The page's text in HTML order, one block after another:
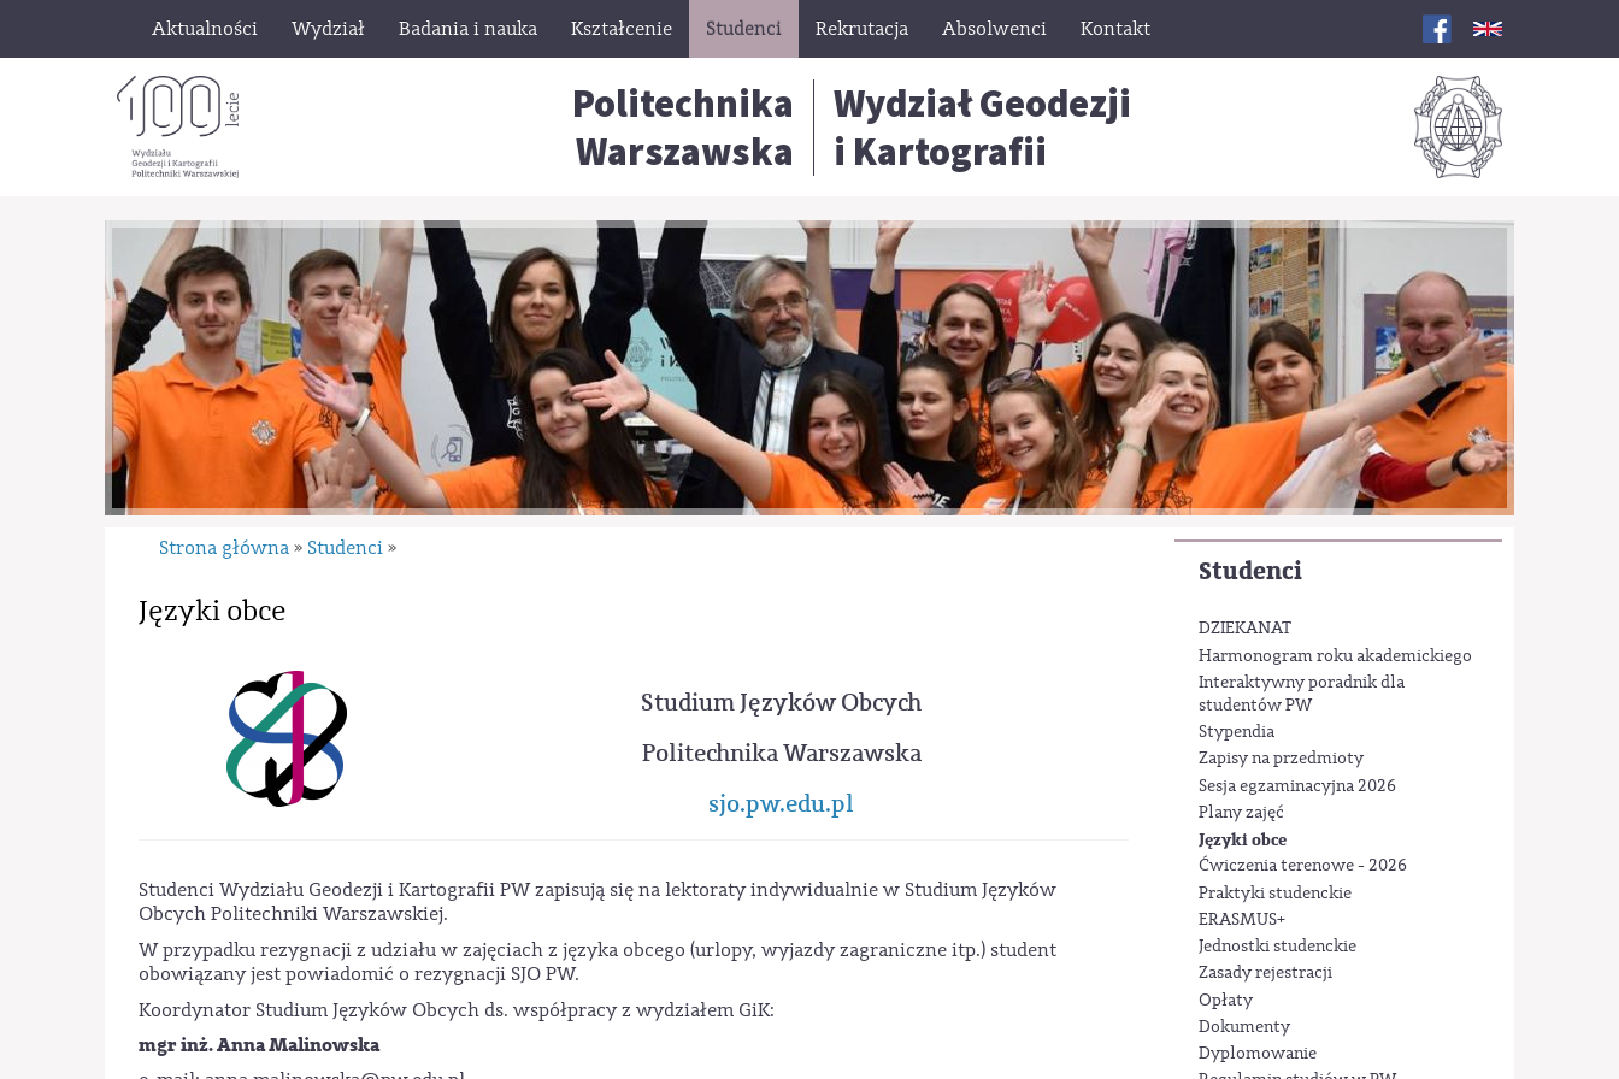
Aktualności Wydział Badania i nauka Kształcenie Studenci Rekrutacja Absolwenci Kontakt
Politechnika
Warszawska
Wydział Geodezji
i Kartografii
Studenci
DZIEKANAT
Harmonogram roku akademickiego
Interaktywny poradnik dla
studentów PW
Stypendia
Zapisy na przedmioty
Sesja egzaminacyjna 2026
Plany zajęć
Języki obce
Ćwiczenia terenowe - 2026
Praktyki studenckie
ERASMUS+
Jednostki studenckie
Zasady rejestracji
Opłaty
Dokumenty
Dyplomowanie
Strona główna » Studenci »
Języki obce
Studium Języków Obcych
Politechnika Warszawska
sjo.pw.edu.pl
Studenci Wydziału Geodezji i Kartografii PW zapisują się na lektoraty indywidualnie w Studium Języków
Obcych Politechniki Warszawskiej.
W przypadku rezygnacji z udziału w zajęciach z języka obcego (urlopy, wyjazdy zagraniczne itp.) student
obowiązany jest powiadomić o rezygnacji SJO PW.
Koordynator Studium Języków Obcych ds. współpracy z wydziałem GiK:
mgr inż. Anna Malinowska